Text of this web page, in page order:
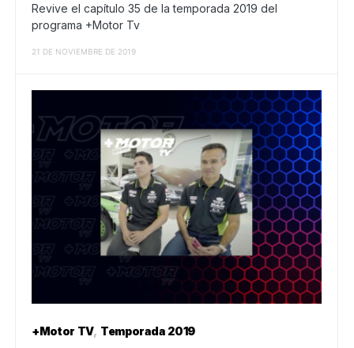
Revive el capítulo 35 de la temporada 2019 del
programa +Motor Tv
21 DE NOVIEMBRE DE 2019
+Motor TV Temporada 2019